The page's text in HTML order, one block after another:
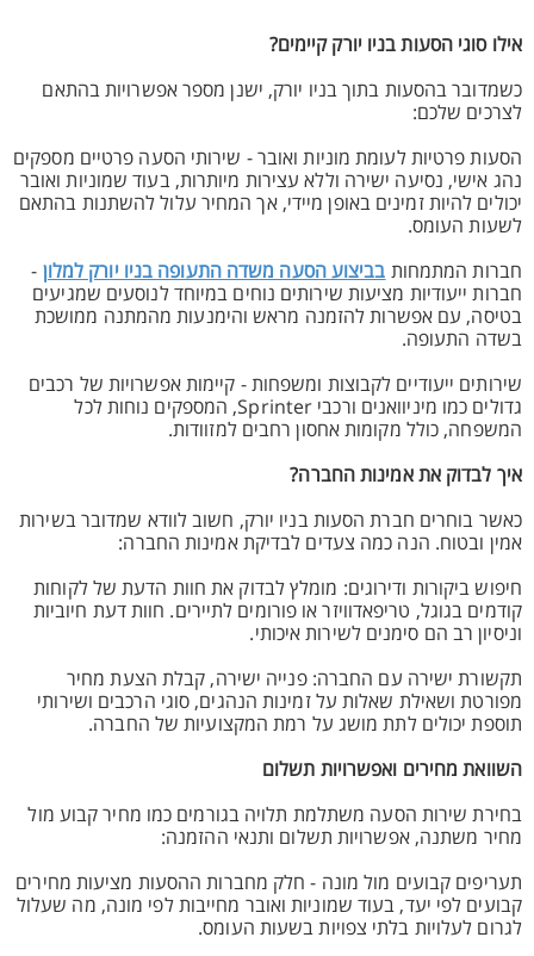
אילו סוגי הסעות בניו יורק קיימים?
כשמדובר בהסעות בתוך בניו יורק, ישנן מספר אפשרויות בהתאם
לצרכים שלכם:
הסעות פרטיות לעומת מוניות ואובר - שירותי הסעה פרטיים מספקים
נהג אישי, נסיעה ישירה וללא עצירות מיותרות, בעוד שמוניות ואובר
יכולים להיות זמינים באופן מיידי, אך המחיר עלול להשתנות בהתאם
לשעות העומס.
חברות המתמחות בביצוע הסעה משדה התעופה בניו יורק למלון -
חברות ייעודיות מציעות שירותים נוחים במיוחד לנוסעים שמגיעים
בטיסה, עם אפשרות להזמנה מראש והימנעות מהמתנה ממושכת
בשדה התעופה.
שירותים ייעודיים לקבוצות ומשפחות - קיימות אפשרויות של רכבים
גדולים כמו מיניוואנים ורכבי Sprinter, המספקים נוחות לכל
המשפחה, כולל מקומות אחסון רחבים למזוודות.
איך לבדוק את אמינות החברה?
כאשר בוחרים חברת הסעות בניו יורק, חשוב לוודא שמדובר בשירות
אמין ובטוח. הנה כמה צעדים לבדיקת אמינות החברה:
חיפוש ביקורות ודירוגים: מומלץ לבדוק את חוות הדעת של לקוחות
קודמים בגוגל, טריפאדוויזר או פורומים לתיירים. חוות דעת חיוביות
וניסיון רב הם סימנים לשירות איכותי.
תקשורת ישירה עם החברה: פנייה ישירה, קבלת הצעת מחיר
מפורטת ושאילת שאלות על זמינות הנהגים, סוגי הרכבים ושירותי
תוספת יכולים לתת מושג על רמת המקצועיות של החברה.
השוואת מחירים ואפשרויות תשלום
בחירת שירות הסעה משתלמת תלויה בגורמים כמו מחיר קבוע מול
מחיר משתנה, אפשרויות תשלום ותנאי ההזמנה:
תעריפים קבועים מול מונה - חלק מחברות ההסעות מציעות מחירים
קבועים לפי יעד, בעוד שמוניות ואובר מחייבות לפי מונה, מה שעלול
לגרום לעלויות בלתי צפויות בשעות העומס.